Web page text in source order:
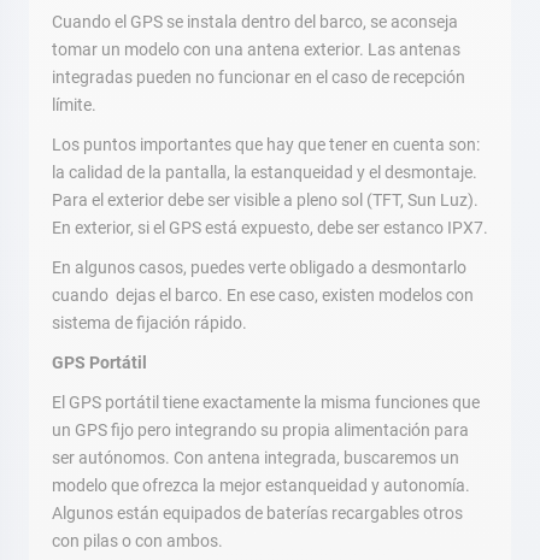
Cuando el GPS se instala dentro del barco, se aconseja
tomar un modelo con una antena exterior. Las antenas
integradas pueden no funcionar en el caso de recepción
límite.
Los puntos importantes que hay que tener en cuenta son:
la calidad de la pantalla, la estanqueidad y el desmontaje.
Para el exterior debe ser visible a pleno sol (TFT, Sun Luz).
En exterior, si el GPS está expuesto, debe ser estanco IPX7.
En algunos casos, puedes verte obligado a desmontarlo
cuando dejas el barco. En ese caso, existen modelos con
sistema de fijación rápido.
GPS Portátil
El GPS portátil tiene exactamente la misma funciones que
un GPS fijo pero integrando su propia alimentación para
ser autónomos. Con antena integrada, buscaremos un
modelo que ofrezca la mejor estanqueidad y autonomía.
Algunos están equipados de baterías recargables otros
con pilas o con ambos.